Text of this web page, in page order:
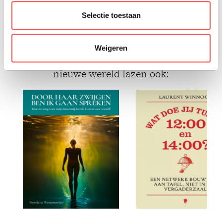
Selectie toestaan
Weigeren
2022, Nederlands
liefhebbers van studiegids - een vreemde
nieuwe wereld lazen ook: